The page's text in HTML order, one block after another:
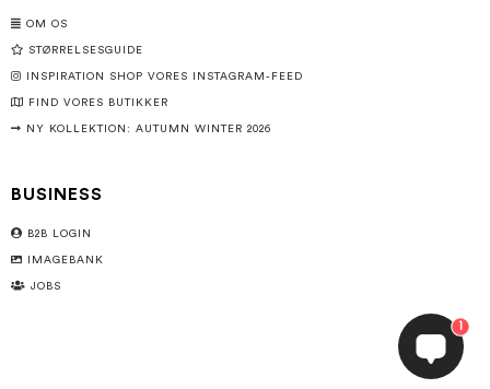
OM OS
STØRRELSESGUIDE
INSPIRATION SHOP VORES INSTAGRAM-FEED
FIND VORES BUTIKKER
NY KOLLEKTION: AUTUMN WINTER 2026
BUSINESS
B2B LOGIN
IMAGEBANK
JOBS
1